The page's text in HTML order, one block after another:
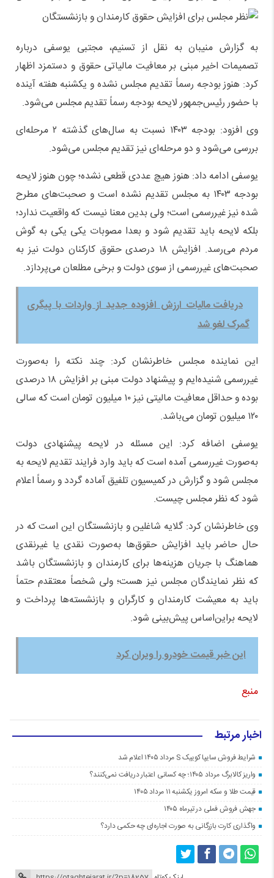
به گزارش منیبان به نقل از تسنیم، مجتبی یوسفی درباره
تصمیمات اخیر مبنی بر معافیت مالیاتی حقوق و دستمزد اظهار
کرد: هنوز بودجه رسماً تقدیم مجلس نشده و یکشنبه هفته آینده
با حضور رئیس‌جمهور لایحه بودجه رسماً تقدیم مجلس می‌شود.
وی افزود: بودجه ۱۴۰۳ نسبت به سال‌های گذشته ۲ مرحله‌ای
بررسی می‌شود و دو مرحله‌ای نیز تقدیم مجلس می‌شود.
یوسفی ادامه داد: هنوز هیچ عددی قطعی نشده؛ چون هنوز لایحه
بودجه ۱۴۰۳ به مجلس تقدیم نشده است و صحبت‌های مطرح
شده نیز غیررسمی است؛ ولی بدین معنا نیست که واقعیت ندارد؛
بلکه لایحه باید تقدیم شود و بعدا مصوبات یکی یکی به گوش
مردم می‌رسد. افزایش ۱۸ درصدی حقوق کارکنان دولت نیز به
صحبت‌های غیررسمی از سوی دولت و برخی مطلعان می‌پردازد.
دریافت مالیات ارزش افزوده جدید از واردات با پیگری
گمرک لغو شد
این نماینده مجلس خاطرنشان کرد: چند نکته را به‌صورت
غیررسمی شنیده‌ایم و پیشنهاد دولت مبنی بر افزایش ۱۸ درصدی
بوده و حداقل معافیت مالیتی نیز ۱۰ میلیون تومان است که سالی
۱۲۰ میلیون تومان می‌باشد.
یوسفی اضافه کرد: این مسئله در لایحه پیشنهادی دولت
به‌صورت غیررسمی آمده است که باید وارد فرایند تقدیم لایحه به
مجلس شود و گزارش در کمیسیون تلفیق آماده گردد و رسماً اعلام
شود که نظر مجلس چیست.
وی خاطرنشان کرد: گلایه شاغلین و بازنشستگان این است که در
حال حاضر باید افزایش حقوق‌ها به‌صورت نقدی یا غیرنقدی
هماهنگ با جریان هزینه‌ها برای کارمندان و بازنشستگان باشد
که نظر نمایندگان مجلس نیز هست؛ ولی شخصاً معتقدم حتماً
باید به معیشت کارمندان و کارگران و بازنشسته‌ها پرداخت و
لایحه براین‌اساس پیش‌بینی شود.
این خبر قیمت خودرو را ویران کرد
منبع
اخبار مرتبط
شرایط فروش سایپا کوییک S مرداد ۱۴۰۵ اعلام شد
واریز کالابرگ مرداد ۱۴۰۵؛ چه کسانی اعتبار دریافت نمی‌کنند؟
قیمت طلا و سکه امروز یکشنبه ۱۱ مرداد ۱۴۰۵
جهش فروش فملی در تیرماه ۱۴۰۵
واگذاری کارت بازرگانی به صورت اجاره‌ای چه حکمی دارد؟